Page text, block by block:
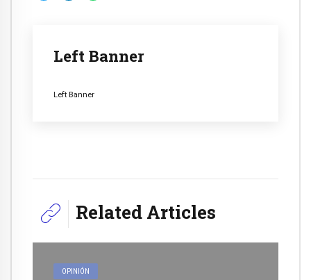
Left Banner
Left Banner
Related Articles
OPINIÓN